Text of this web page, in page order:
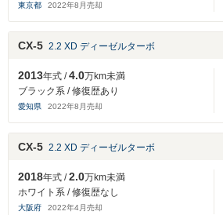
東京都 2022年8 月売却
CX-5 2.2 XD ディーゼルターボ
2013年式 /4.0万km未満
ブラック系 / 修復歴あり
愛知県 2022年8 月売却
CX-5 2.2 XD ディーゼルターボ
2018年式 /2.0万km未満
ホワイト系 / 修復歴なし
大阪府 2022年4月売却